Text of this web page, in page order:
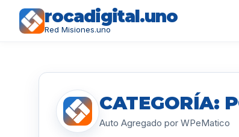
rocadigital.uno
Red Misiones.uno
CATEGORÍA:
Auto Agregado por WPeMatico